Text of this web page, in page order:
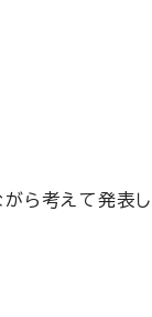
ら考えて発表し